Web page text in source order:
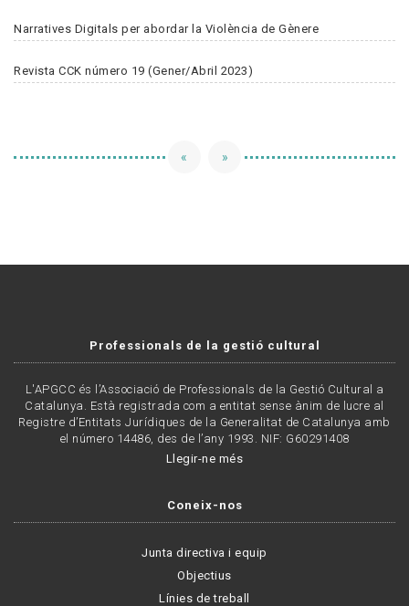
Narratives Digitals per abordar la Violència de Gènere
Revista CCK número 19 (Gener/Abril 2023)
« »
Professionals de la gestió cultural
L'APGCC és l’Associació de Professionals de la Gestió Cultural a
Catalunya. Està registrada com a entitat sense ànim de lucre al
Registre d’Entitats Jurídiques de la Generalitat de Catalunya amb
el número 14486, des de l’any 1993. NIF: G60291408
Llegir-ne més
Coneix-nos
Junta directiva i equip
Objectius
Línies de treball